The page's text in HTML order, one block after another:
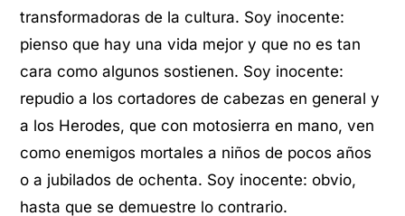
transformadoras de la cultura. Soy inocente:
pienso que hay una vida mejor y que no es tan
cara como algunos sostienen. Soy inocente:
repudio a los cortadores de cabezas en general y
a los Herodes, que con motosierra en mano, ven
como enemigos mortales a niños de pocos años
o a jubilados de ochenta. Soy inocente: obvio,
hasta que se demuestre lo contrario.